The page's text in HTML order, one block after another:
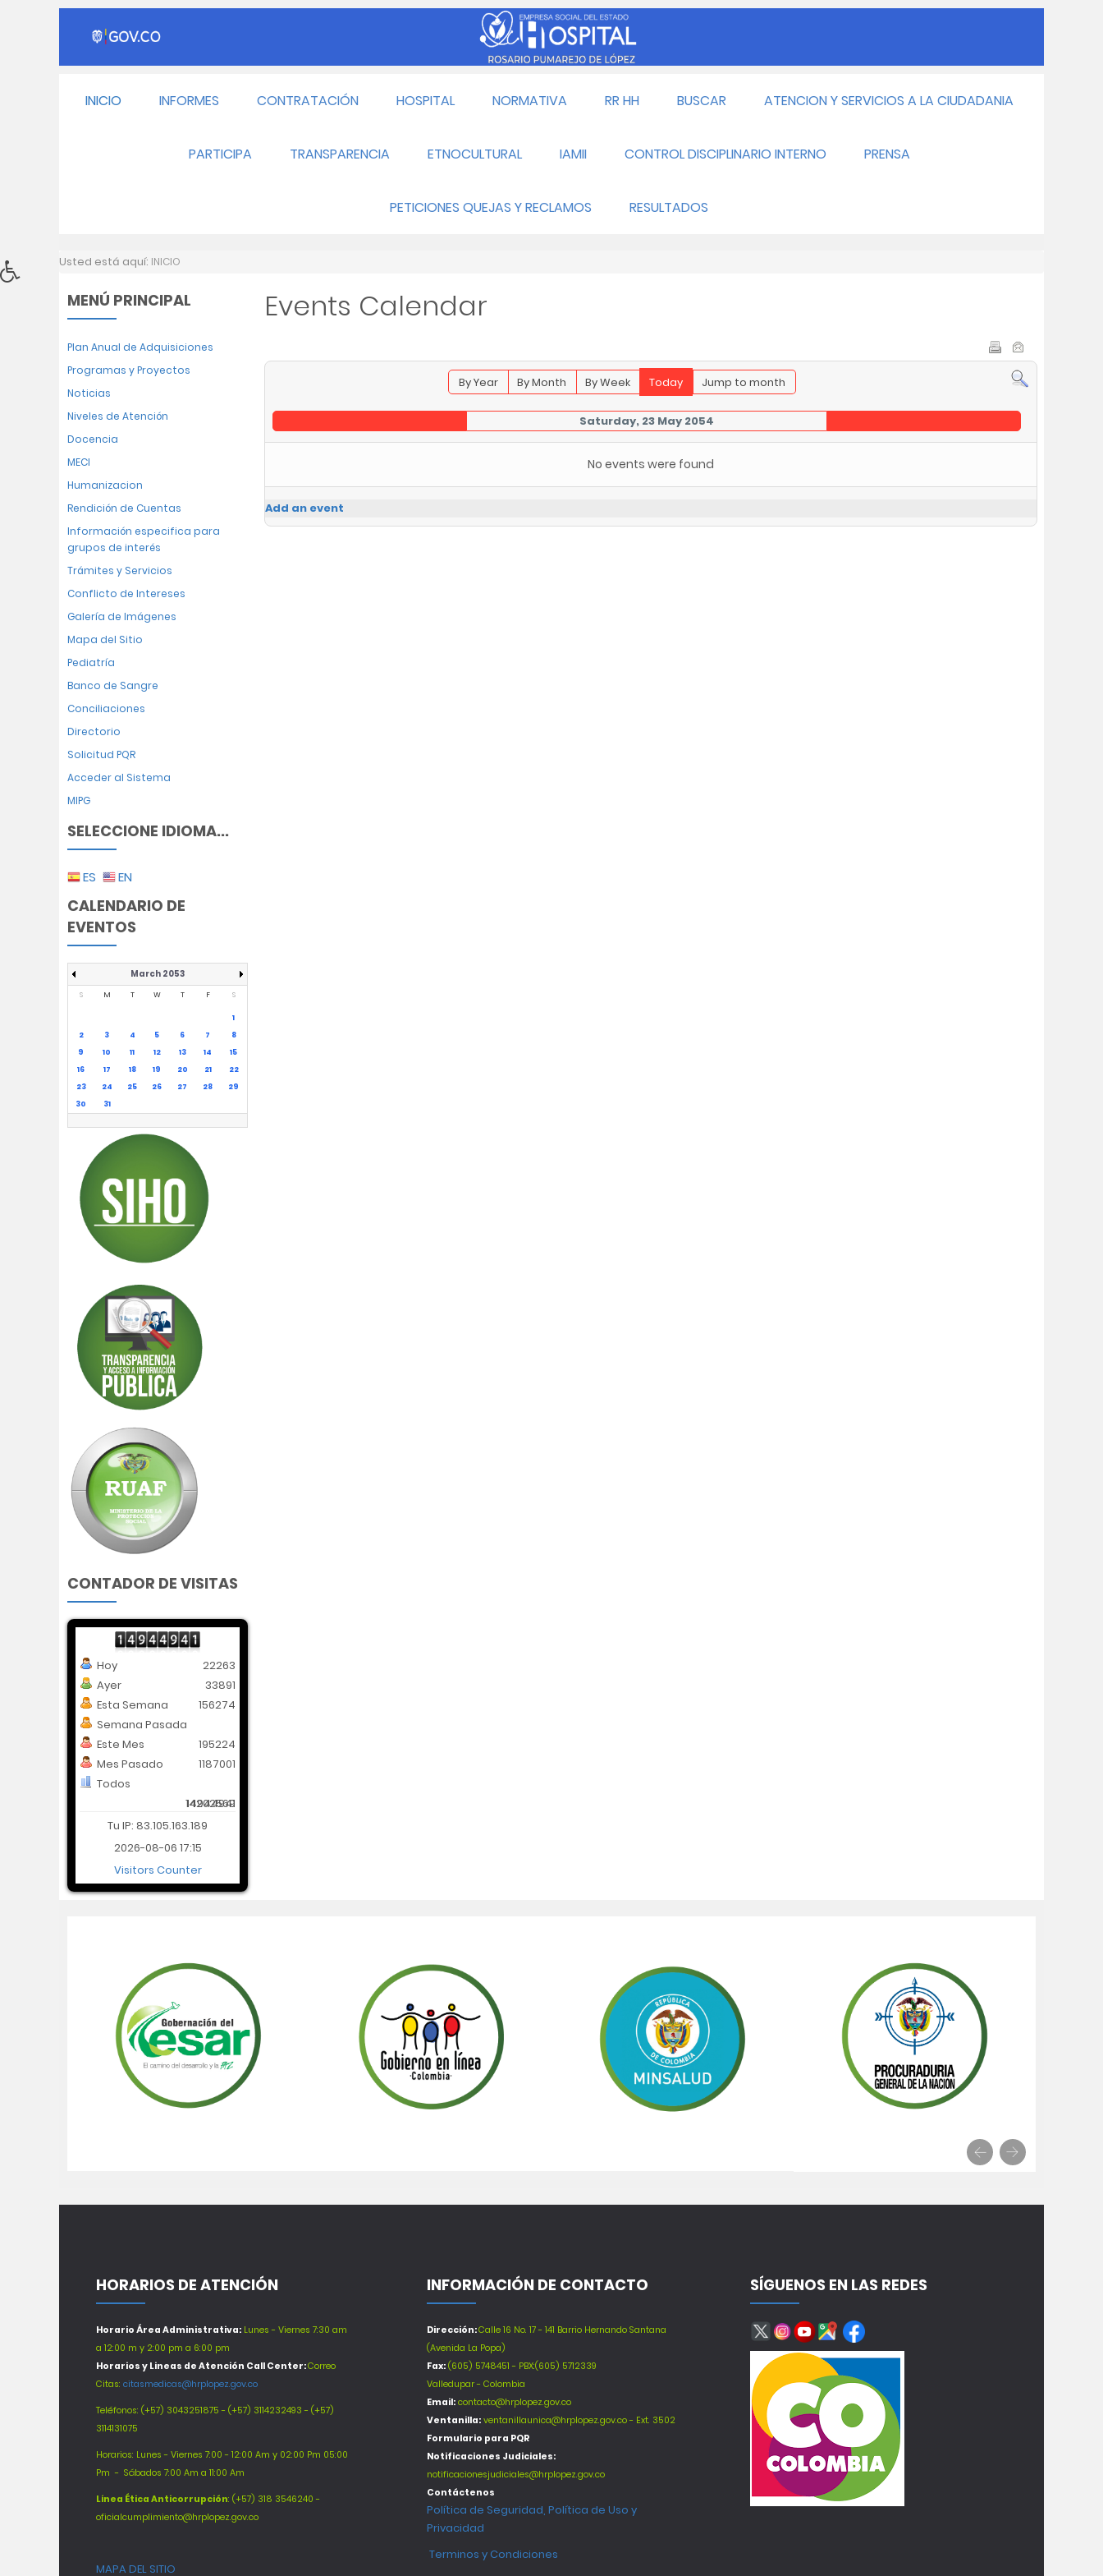
INICIO INFORMES CONTRATACIÓN HOSPITAL NORMATIVA RR HH BUSCAR ATENCION Y SERVICIOS A LA CIUDADANIA
PARTICIPA TRANSPARENCIA ETNOCULTURAL IAMII CONTROL DISCIPLINARIO INTERNO PRENSA
PETICIONES QUEJAS Y RECLAMOS RESULTADOS
Usted está aquí: INICIO
MENÚ PRINCIPAL
Plan Anual de Adquisiciones
Programas y Proyectos
Noticias
Niveles de Atención
Docencia
MECI
Humanizacion
Rendición de Cuentas
Información especifica para
grupos de interés
Trámites y Servicios
Conflicto de Intereses
Galería de Imágenes
Mapa del Sitio
Pediatría
Banco de Sangre
Conciliaciones
Directorio
Solicitud PQR
Acceder al Sistema
MIPG
SELECCIONE IDIOMA...
ES EN
CALENDARIO DE
EVENTOS
March 2053
S M T W T F S
1
2
3 4 5 6 7
8
9
10 11 12 13 14
15
16
17 18 19 20 21
22
23
24 25 26 27 28
29
30
31
CONTADOR DE VISITAS
Hoy
Ayer
Esta Semana
Semana Pasada
Este Mes
Mes Pasado
Todos
22263
33891
156274
14202569
195224
1187001
14944941
Tu IP: 83.105.163.189
2026-08-06 17:15
Visitors Counter
Events Calendar
By Year By Month By Week Today Jump to month
Saturday, 23 May 2054
No events were found
Add an event
HORARIOS DE ATENCIÓN
Horario Área Administrativa: Lunes - Viernes 7:30 am
a 12:00 m y 2:00 pm a 6:00 pm
Horarios y Lineas de Atención Call Center:Correo
Citas: citasmedicas@hrplopez.gov.co
Teléfonos: (+57) 3043251875 - (+57) 3114232493 - (+57)
3114131075
Horarios: Lunes - Viernes 7:00 - 12:00 Am y 02:00 Pm 05:00
Pm - Sábados 7:00 Am a 11:00 Am
Línea Ética Anticorrupción: (+57) 318 3546240 -
oficialcumplimiento@hrplopez.gov.co
MAPA DEL SITIO
INFORMACIÓN DE CONTACTO
Dirección:Calle 16 No. 17 - 141 Barrio Hernando Santana
(Avenida La Popa)
Fax: (605) 5748451 - PBX:(605) 5712339
Valledupar - Colombia
Email: contacto@hrplopez.gov.co
Ventanilla: ventanillaunica@hrplopez.gov.co - Ext. 3502
Formulario para PQR
Notificaciones Judiciales:
notificacionesjudiciales@hrplopez.gov.co
Contáctenos
Política de Seguridad, Política de Uso y
Privacidad
Terminos y Condiciones
SÍGUENOS EN LAS REDES